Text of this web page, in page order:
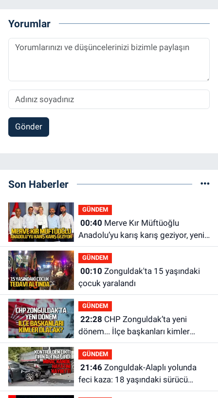
Yorumlar
Gönder
Son Haberler
GÜNDEM
00:40
Anadolu’yu karış karış geziyor, yeni
yapılanmaları şekillendiriyor
GÜNDEM
00:10
çocuk yaralandı
GÜNDEM
22:28
dönem... İlçe başkanları kimler
olacak?
GÜNDEM
21:46Zonguldak-Alaplı yolunda
feci kaza: 18 yaşındaki sürücü
hayatını kaybetti